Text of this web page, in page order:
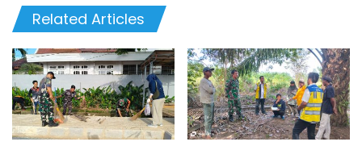
Related Articles